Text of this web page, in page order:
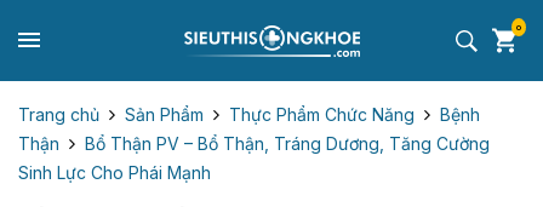
0
Trang chủ Sản Phẩm Thực Phẩm Chức Năng
Bệnh
Thận
Bổ Thận PV – Bổ Thận, Tráng Dương, Tăng Cường
Sinh Lực Cho Phái Mạnh